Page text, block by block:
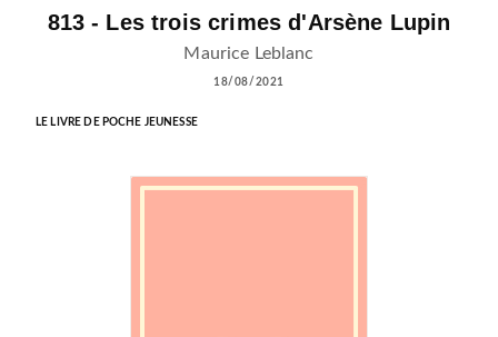
813 - Les trois crimes d'Arsène Lupin
Maurice Leblanc
18/08/2021
LE LIVRE DE POCHE JEUNESSE